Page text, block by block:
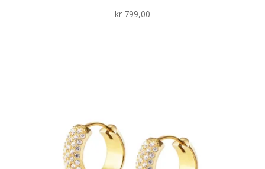
kr 799,00